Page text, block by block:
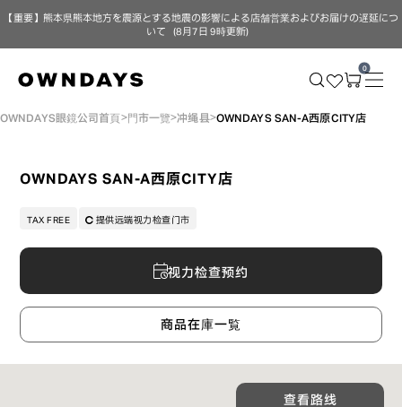
【重要】熊本県熊本地方を震源とする地震の影響による店舗営業およびお届けの遅延につ
いて（8月7日 9時更新）
0
OWNDAYS眼鏡公司首頁 門市一覽 冲绳县 OWNDAYS SAN-A西原CITY店
OWNDAYS SAN-A西原CITY店
TAX FREE 提供远端视力检查门市
视力检查预约
商品在庫一覧
查看路线